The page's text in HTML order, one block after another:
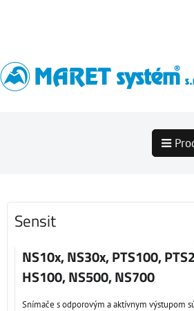
Sensit
NS10x, NS30x, PTS100,
HS100, NS500, NS700
Snímače s odporovým a aktívnym výstupom